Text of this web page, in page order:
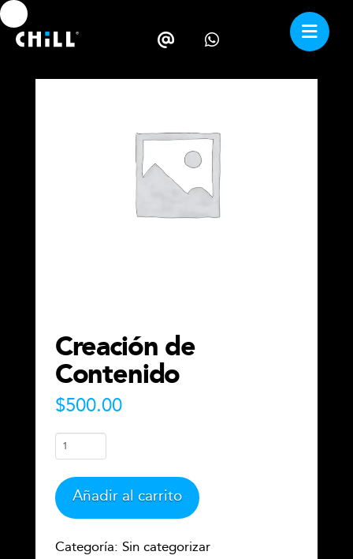
Creación de
Contenido
$500.00
Creación
de
Contenido
cantidad
Añadir al carrito
Categoría: Sin categorizar